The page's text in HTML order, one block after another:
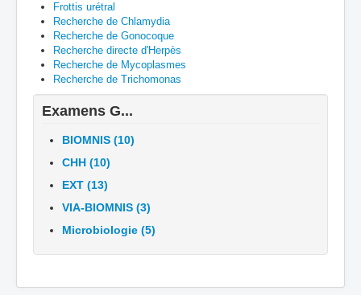
Frottis urétral
Recherche de Chlamydia
Recherche de Gonocoque
Recherche directe d'Herpès
Recherche de Mycoplasmes
Recherche de Trichomonas
Examens G...
BIOMNIS (10)
CHH (10)
EXT (13)
VIA-BIOMNIS (3)
Microbiologie (5)